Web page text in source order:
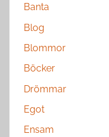
Banta
Blog
Blommor
Böcker
Drömmar
Egot
Ensam